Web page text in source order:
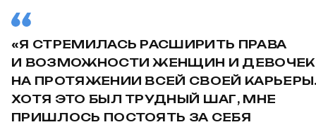
«Я СТРЕМИЛАСЬ РАСШИРИТЬ ПРАВА
И ВОЗМОЖНОСТИ ЖЕНЩИН И ДЕВОЧЕК
НА ПРОТЯЖЕНИИ ВСЕЙ СВОЕЙ
ХОТЯ ЭТО БЫЛ ТРУДНЫЙ ШАГ, МНЕ
ПРИШЛОСЬ ПОСТОЯТЬ ЗА СЕБЯ